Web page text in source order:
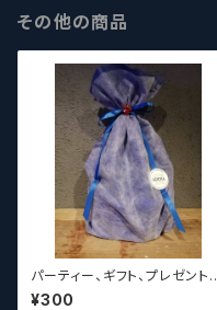
その他の商品
パーティー、ギフト、プレゼント、
お中元、お歳暮、結婚祝い等の
¥300